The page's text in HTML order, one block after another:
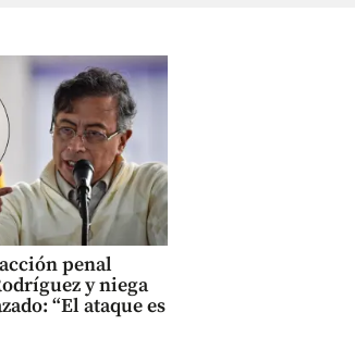
penal
y niega
“El ataque es